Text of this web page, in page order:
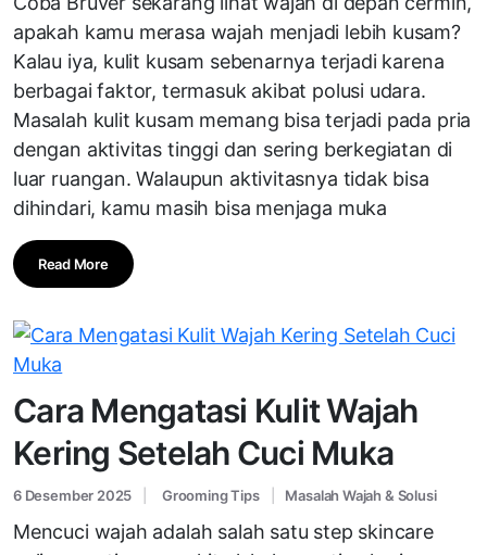
apakah kamu merasa wajah menjadi lebih kusam?
Kalau iya, kulit kusam sebenarnya terjadi karena
berbagai faktor, termasuk akibat polusi udara.
Masalah kulit kusam memang bisa terjadi pada pria
dengan aktivitas tinggi dan sering berkegiatan di
luar ruangan. Walaupun aktivitasnya tidak bisa
dihindari, kamu masih bisa menjaga muka
Read More
Cara Mengatasi Kulit Wajah
Kering Setelah Cuci Muka
6 Desember 2025 Grooming Tips Masalah Wajah & Solusi
Mencuci wajah adalah salah satu step skincare